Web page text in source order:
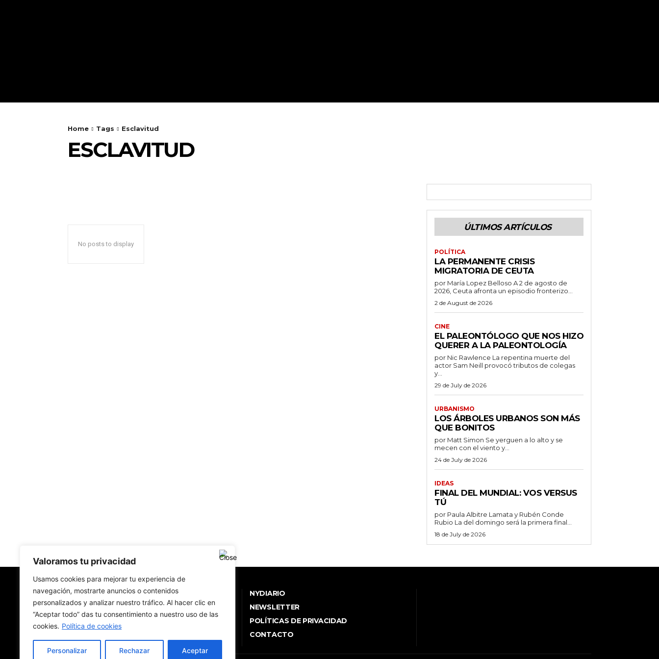
Valoramos tu privacidad
Usamos cookies para mejorar tu experiencia de
navegación, mostrarte anuncios o contenidos
personalizados y analizar nuestro tráfico. Al hacer clic en
“Aceptar todo” das tu consentimiento a nuestro uso de las
cookies. Política de cookies
Personalizar Rechazar Aceptar
Home Tags Esclavitud
ESCLAVITUD
No posts to display
ÚLTIMOS ARTÍCULOS
POLÍTICA
LA PERMANENTE CRISIS
MIGRATORIA DE CEUTA
por María Lopez Belloso A 2 de agosto de
2026, Ceuta afronta un episodio fronterizo...
2 de August de 2026
CINE
EL PALEONTÓLOGO QUE NOS HIZO
QUERER A LA PALEONTOLOGÍA
por Nic Rawlence La repentina muerte del
actor Sam Neill provocó tributos de colegas
y...
29 de July de 2026
URBANISMO
LOS ÁRBOLES URBANOS SON MÁS
QUE BONITOS
por Matt Simon Se yerguen a lo alto y se
mecen con el viento y...
24 de July de 2026
IDEAS
FINAL DEL MUNDIAL: VOS VERSUS
TÚ
por Paula Albitre Lamata y Rubén Conde
Rubio La del domingo será la primera final...
18 de July de 2026
New York Diario
Revista digital con nombre de diario de papel.
Hecha en Nueva York. En traducción. En español.
NYDIARIO
NEWSLETTER
POLÍTICAS DE PRIVACIDAD
CONTACTO